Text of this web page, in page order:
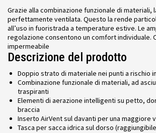
Grazie alla combinazione funzionale di materiali,
perfettamente ventilata. Questo la rende
all’uso in fuoristrada a temperature estive. Le
regolazione consentono un comfort individuale.
impermeabile
Descrizione del prodotto
Doppio strato di materiale nei punti a rischio
Combinazione funzionale di materiali, ad
traspiranti
Elementi di aerazione intelligenti su petto,
braccia
Inserto AirVent sul davanti per una maggiore
Tasca per sacca idrica sul dorso